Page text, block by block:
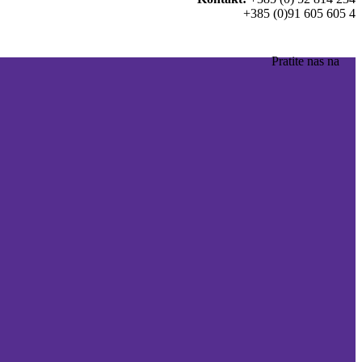
+385 (0)91 605 605 4
Pratite nas na